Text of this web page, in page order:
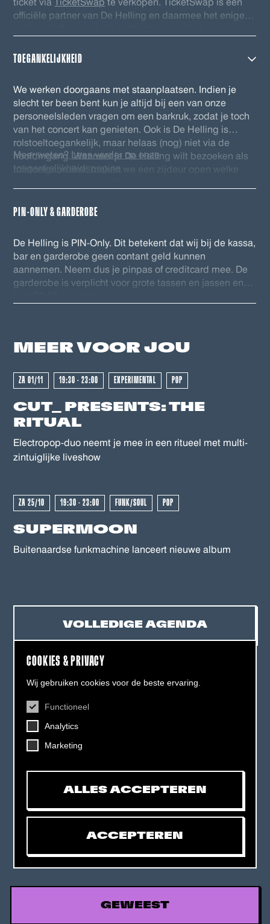
COOKIES & PRIVACY
Wij gebruiken cookies voor de beste ervaring.
Functioneel
Analytics
Marketing
ALLES ACCEPTEREN
ACCEPTEREN
GEWEEST
officiële partner van De Helling en daarmee het enige
TicketSwap worden verhandeld worden automatisch
plezier!
TOEGANKELIJKHEID
We werken doorgaans met staanplaatsen. Indien je
slecht ter been bent kun je altijd bij een van onze
personeelsleden vragen om een barkruk, zodat je toch
van het concert kan genieten. Ook is De Helling is
rolstoeltoegankelijk, maar helaas (nog) niet via de
hoofdingang. Wanneer je De Helling wilt bezoeken als
rolstoelgebruiker, maken we een zijdeur open welke
(gehandicapten) toilet. Voor ons personeel is het fijn als
zo goed mogelijk kunnen ontvangen.
Meer weten? Lees verder op onze
toegankelijkheidspagina
PIN-ONLY & GARDEROBE
De Helling is PIN-Only. Dit betekent dat wij bij de kassa,
bar en garderobe geen contant geld kunnen
aannemen. Neem dus je pinpas of creditcard mee. De
garderobe is verplicht voor grote tassen en jassen en
MEER VOORJOU
- GEWEEST -
ZA 01/11 19:30 - 23:00 EXPERIMENTAL POP
CUT_ PRESENTS: THE
RITUAL
Electropop-duo neemt je mee in een ritueel met multi-
zintuiglijke liveshow- GEWEEST -
ZA 25/10 19:30 - 23:00 FUNK/SOUL POP
SUPERMOON
Buitenaardse funkmachine lanceert nieuwe album
VOLLEDIGE AGENDA
CONTACT
Helling 7, 3523 CB Utrecht
Toegankelijkheids­verklaringMijn tickets